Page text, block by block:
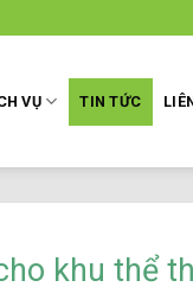
VỤ TIN TỨC
khu thể